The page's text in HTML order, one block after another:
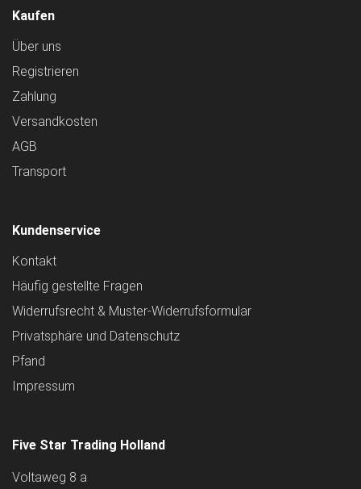
Kaufen
Über uns
Registrieren
Zahlung
Versandkosten
AGB
Transport
Kundenservice
Kontakt
Häufig gestellte Fragen
Widerrufsrecht & Muster-Widerrufsformular
Privatsphäre und Datenschutz
Pfand
Impressum
Five Star Trading Holland
Voltaweg 8 a